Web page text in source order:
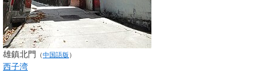
雄鎮北門 （中国語版 ）
西子湾